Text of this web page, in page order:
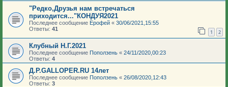
"Редко,Друзья нам встречаться
приходится..."КОНДУЯ2021
Последнее сообщение Ерофей « 30/06/2021,15:55
Ответы: 41 1 2
Клубный Н.Г.2021
Последнее сообщение Поползень « 24/11/2020,00:23
Ответы: 4
Д.Р.GALLOPER.RU 14лет
Последнее сообщение Поползень « 26/08/2020,12:43
Ответы: 3